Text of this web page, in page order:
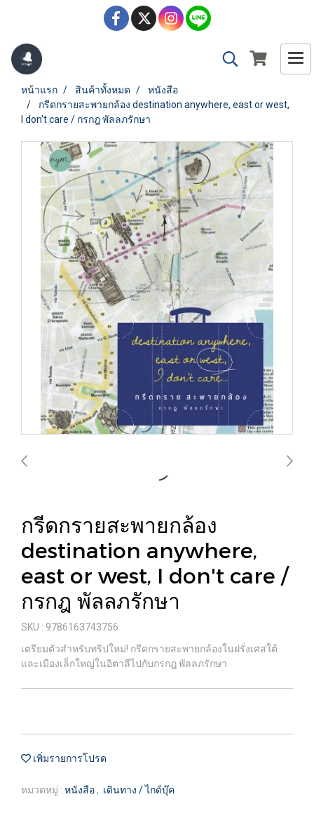
หน้าแรก สินค้าทั้งหมด
หนังสือ
กรีดกรายสะพายกล้อง destination anywhere, east or west,
I don't care / กรกฎ พัลลภรักษา
กรีดกรายสะพายกล้อง
destination anywhere,
east or west, I don't care /
กรกฎ พัลลภรักษา
SKU : 9786163743756
เตรียมตัวสำหรับทริปใหม่! กรีดกรายสะพายกล้องในฝรั่งเศสใต้
และเมืองเล็กใหญ่ในอิตาลีไปกับกรกฎ พัลลภรักษา
เพิ่มรายการโปรด
หมวดหมู่ : หนังสือ , เดินทาง / ไกด์บุ๊ค